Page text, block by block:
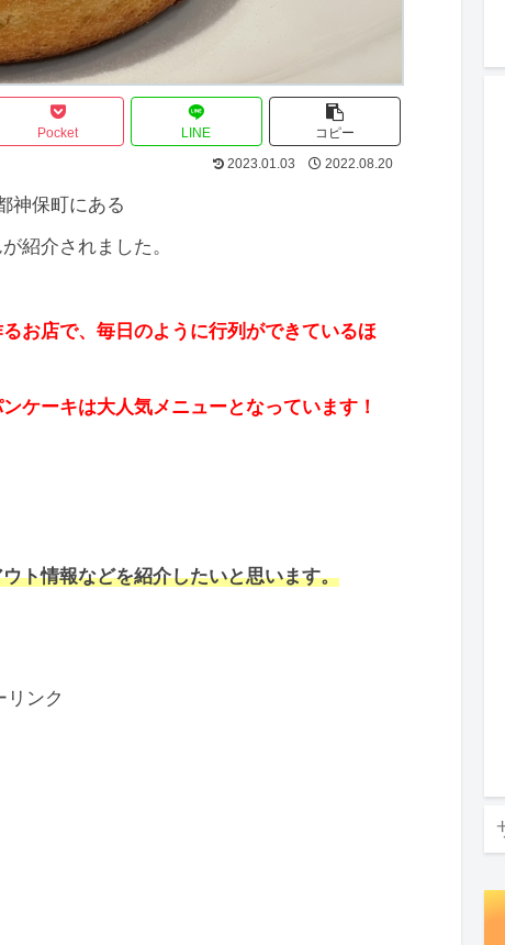
Pocket LINE
コピー
2023.01.03
2022.08.20
神保町にある
紹介されました。
お店で、毎日のように行列ができているほ
ケーキは大人気メニューとなっています！
ト情報などを紹介したいと思います。
リンク